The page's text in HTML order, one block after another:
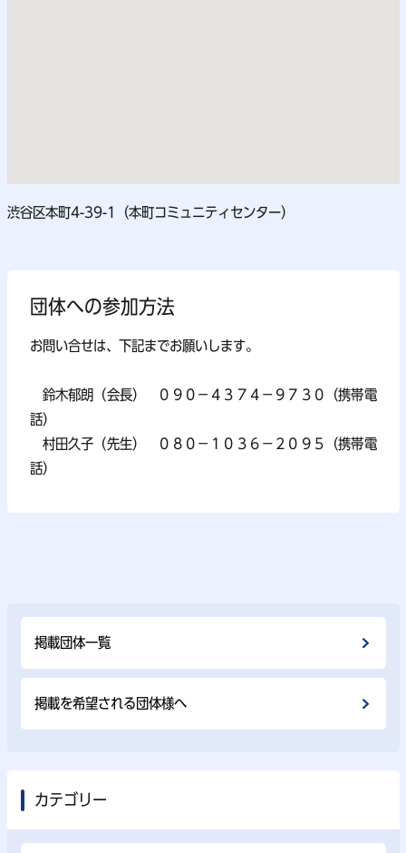
渋谷区本町4-39-1（本町コミュニティセンター）
団体への参加方法
お問い合せは、下記までお願いします。
鈴木郁朗（会長） ０９０－４３７４－９７３０（携帯電
話）
村田久子（先生） ０８０－１０３６－２０９５（携帯電
話）
掲載団体⼀覧
掲載を希望される団体様へ
カテゴリー